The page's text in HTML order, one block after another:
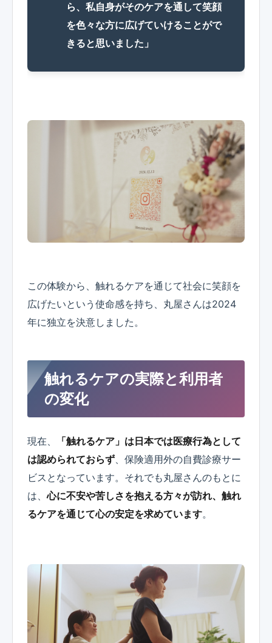
ら、私自身がそのケアを通して笑顔
を色々な方に広げていけることがで
きると思いました」
この体験から、触れるケアを通じて社会に笑顔を
広げたいという使命感を持ち、丸屋さんは2024
年に独立を決意しました。
触れるケアの実際と利用者
の変化
現在、
「触れるケア」は日本では医療行為として
は認められておらず 、保険適用外の自費診療サー
ビスとなっています。それでも丸屋さんのもとに
は、心に不安や苦しさを抱える方々が訪れ、触れ
るケアを通じて心の安定を求めています。